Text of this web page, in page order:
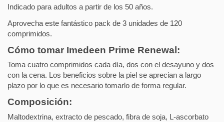
Indicado para adultos a partir de los 50 años.
Aprovecha este fantástico pack de 3 unidades de 120
comprimidos.
Cómo tomar Imedeen Prime Renewal:
Toma cuatro comprimidos cada día, dos con el desayuno y dos
con la cena. Los beneficios sobre la piel se aprecian a largo
plazo por lo que es necesario tomarlo de forma regular.
Composición:
Maltodextrina, extracto de pescado, fibra de soja, L-ascorbato